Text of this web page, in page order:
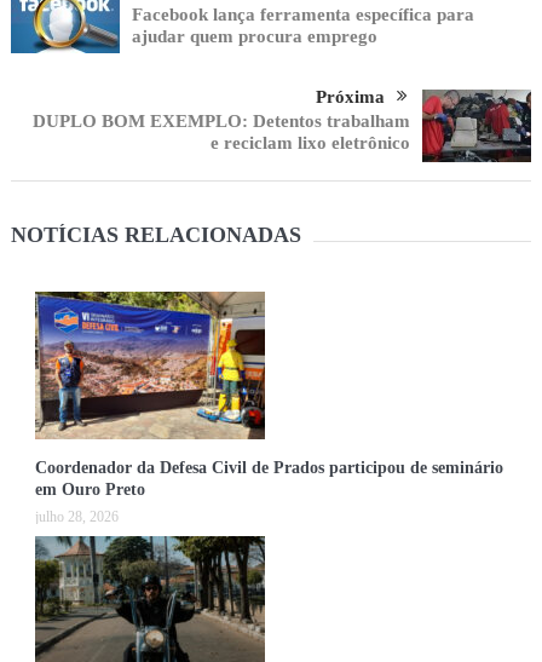
Facebook lança ferramenta específica para
ajudar quem procura emprego
Próxima
DUPLO BOM EXEMPLO: Detentos trabalham
e reciclam lixo eletrônico
NOTÍCIAS RELACIONADAS
Coordenador da Defesa Civil de Prados participou de seminário
em Ouro Preto
julho 28, 2026